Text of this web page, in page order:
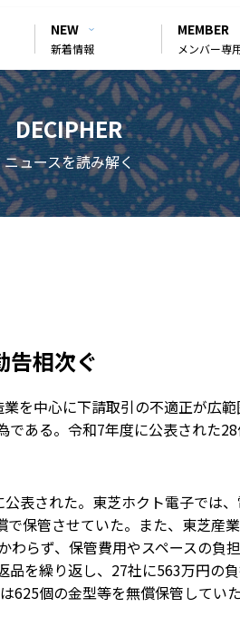
NEW
新着情報
MEMBER
メンバー専
DECIPHER
ニュースを読み解く
告相次ぐ
を中心に下請取引の不適正が広
ある。令和7年度に公表された
表された。東芝ホクト電子では
保管させていた。また、東芝産
らず、保管費用やスペースの負
を繰り返し、27社に563万円の
個の金型等を無償保管していた